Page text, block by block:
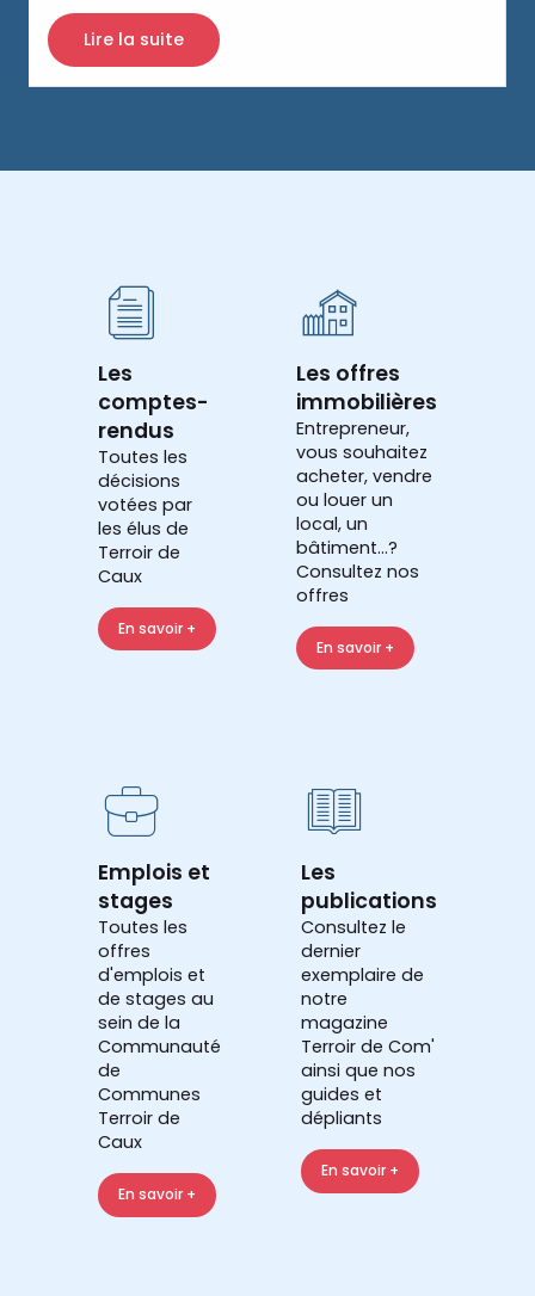
Lire la suite
Les
comptes-
rendus
Toutes les
décisions
votées par
les élus de
Terroir de
Caux
En savoir +
Les offres
immobilières
Entrepreneur,
vous souhaitez
acheter, vendre
ou louer un
local, un
bâtiment...?
Consultez nos
offres
En savoir +
Emplois et
stages
Toutes les
offres
d'emplois et
de stages au
sein de la
Communauté
de
Communes
Terroir de
Caux
En savoir +
Les
publications
Consultez le
dernier
exemplaire de
notre
magazine
Terroir de Com'
ainsi que nos
guides et
dépliants
En savoir +